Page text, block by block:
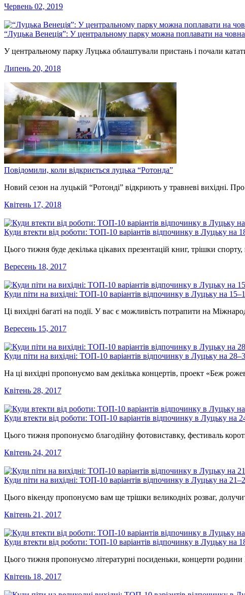
Червень 02, 2019
“Луцька Венеція”: У центральному парку можна поплавати на
У центральному парку Луцька облаштували пристань і почали
Липень 20, 2018
Повідомили, коли відкриється луцька “Ротонда”
Новий сезон на луцькій “Ротонді” відкриють у травневі вихідні.
Квітень 17, 2018
Куди втекти від роботи: ТОП-10 варіантів відпочинку в Луцьку на
Цього тижня буде декілька цікавих презентацій книг, трішки спорту,
Вересень 18, 2017
Куди піти на вихідні: ТОП-10 варіантів відпочинку в Луцьку на
Ці вихідні багаті на події. У вас є можливість потрапити на
Вересень 15, 2017
Куди піти на вихідні: ТОП-10 варіантів відпочинку в Луцьку на
На ці вихідні пропонуємо вам декілька концертів, проект «Беж
Квітень 28, 2017
Куди втекти від роботи: ТОП-10 варіантів відпочинку в Луцьку на
Цього тижня пропонуємо благодійну фотовиставку, фестиваль
Квітень 24, 2017
Куди піти на вихідні: ТОП-10 варіантів відпочинку в Луцьку на
Цього вікенду пропонуємо вам ще трішки великодніх розваг,
Квітень 21, 2017
Куди втекти від роботи: ТОП-10 варіантів відпочинку в Луцьку на
Цього тижня пропонуємо літературні посиденьки, концерти
Квітень 18, 2017